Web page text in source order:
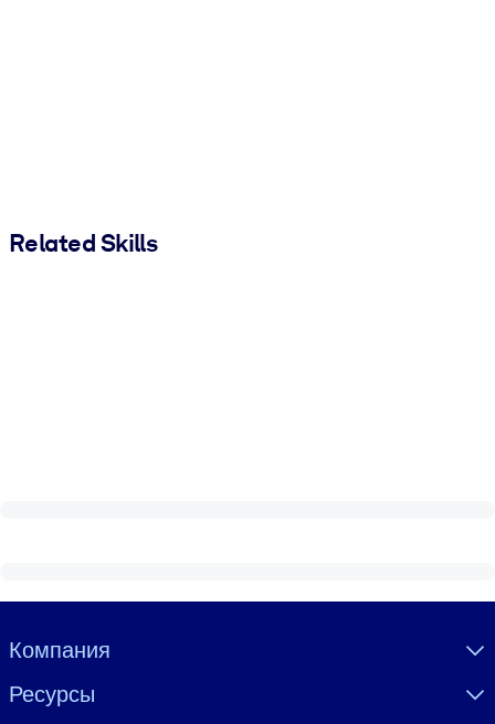
Related Skills
Visually hidden Text
Компания
Ресурсы